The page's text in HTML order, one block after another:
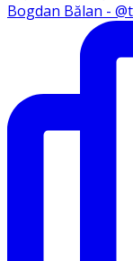
Bogdan Bălan -